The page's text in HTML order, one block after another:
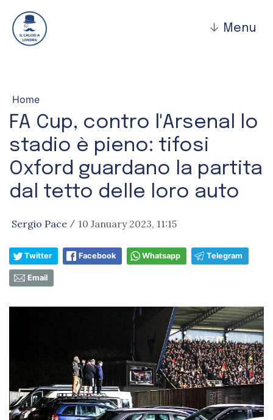
↓ Menu
Home
FA Cup, contro l'Arsenal lo
stadio è pieno: tifosi
Oxford guardano la partita
dal tetto delle loro auto
Sergio Pace / 10 January 2023, 11:15
Twitter Facebook Whatsapp Telegram
Email